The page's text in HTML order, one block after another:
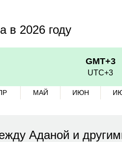
в 2026 году
GMT+3
UTC+3
МАЙ ИЮН
Аданой и